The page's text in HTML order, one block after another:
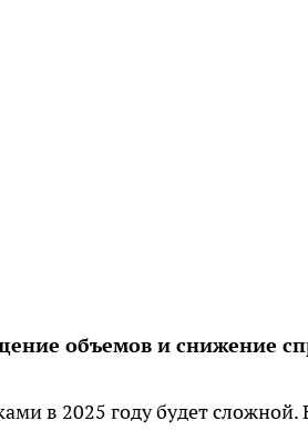
объемов и снижение
в 2025 году будет